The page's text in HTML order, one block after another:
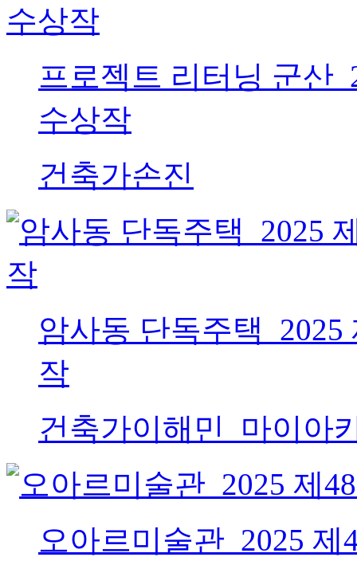
프로젝트 리터닝 군산
수상작
건축가손진
암사동 단독주택
작
건축가이해민_마이아
오아르미술관_2025